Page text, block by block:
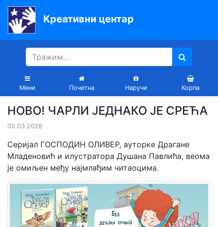
Креативни центар
Мени Почетна Наручи Корпа
Почетна
Књиге
Уџбеници
вртиће
Акције
Latinica
НОВО! ЧАРЛИ ЈЕДНАКО ЈЕ СРЕЋА
05.03.2026
Серијал ГОСПОДИН ОЛИВЕР, ауторке Драгане
Младеновић и илустратора Душана Павлића, веома
је омиљен међу најмлађим читаоцима.